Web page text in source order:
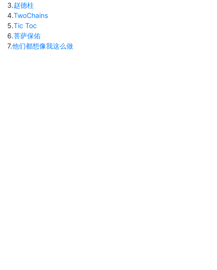
3.赵德柱
4.TwoChains
5.Tic Toc
6.菩萨保佑
7.他们都想像我这么做